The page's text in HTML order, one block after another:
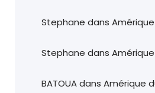
Stephane dans
Stephane dans
BATOUAdans Amérique